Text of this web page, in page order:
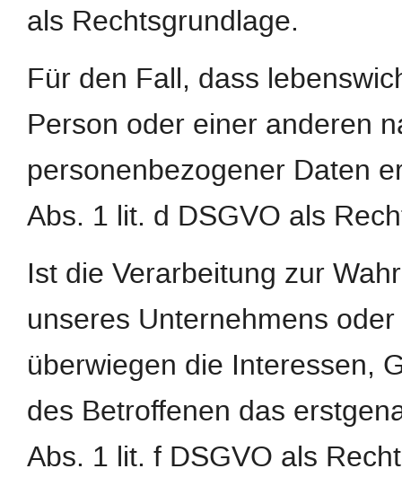
als Rechtsgrundlage.
Für den Fall, dass
Person oder einer anderen
personenbezogener Daten
Abs. 1 lit. d DSGVO als
Ist die Verarbeitung zur
unseres Unternehmens
überwiegen die Interessen,
des Betroffenen das
Abs. 1 lit. f DSGVO als